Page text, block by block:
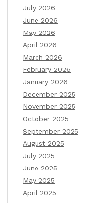
July 2026
June 2026
May 2026
April 2026
March 2026
February 2026
January 2026
December 2025
November 2025
October 2025
September 2025
August 2025
July 2025
June 2025
May 2025
April 2025